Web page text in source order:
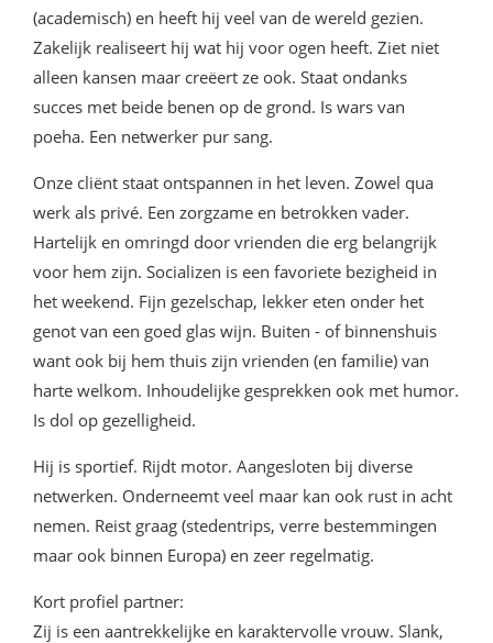
(academisch) en heeft hij veel van de wereld gezien.
Zakelijk realiseert hij wat hij voor ogen heeft. Ziet niet
alleen kansen maar creëert ze ook. Staat ondanks
succes met beide benen op de grond. Is wars van
poeha. Een netwerker pur sang.
Onze cliënt staat ontspannen in het leven. Zowel qua
werk als privé. Een zorgzame en betrokken vader.
Hartelijk en omringd door vrienden die erg belangrijk
voor hem zijn. Socializen is een favoriete bezigheid in
het weekend. Fijn gezelschap, lekker eten onder het
genot van een goed glas wijn. Buiten - of binnenshuis
want ook bij hem thuis zijn vrienden (en familie) van
harte welkom. Inhoudelijke gesprekken ook met humor.
Is dol op gezelligheid.
Hij is sportief. Rijdt motor. Aangesloten bij diverse
netwerken. Onderneemt veel maar kan ook rust in acht
nemen. Reist graag (stedentrips, verre bestemmingen
maar ook binnen Europa) en zeer regelmatig.
Kort profiel partner:
Zij is een aantrekkelijke en karaktervolle vrouw. Slank,